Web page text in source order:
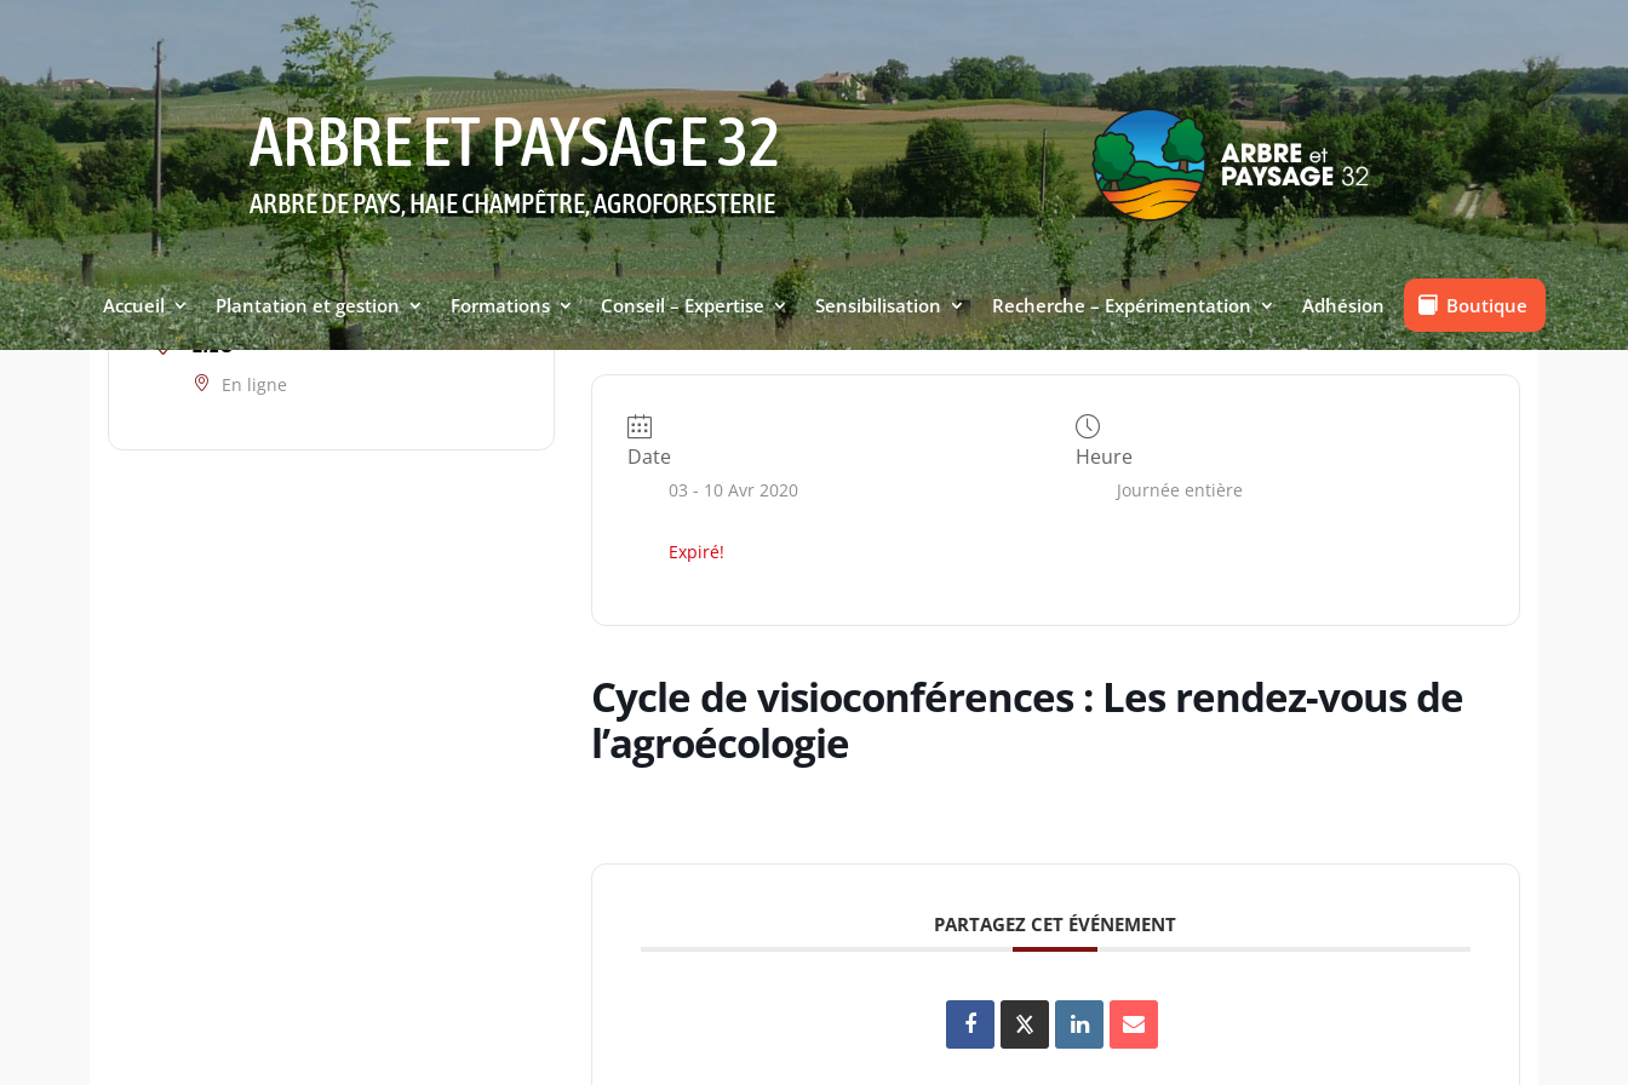
ARBRE ET PAYSAGE 32
ARBRE DE PAYS, HAIE CHAMPÊTRE, AGROFORESTERIE
Accueil Plantation et gestion Formations Conseil – Expertise Sensibilisation Recherche – Expérimentation Adhésion Boutique
LIEU
En ligne
Date
03 - 10 Avr 2020
Expiré!
Heure
Journée entière
Cycle de visioconférences : Les rendez-vous de
l’agroécologie
PARTAGEZ CET ÉVÉNEMENT